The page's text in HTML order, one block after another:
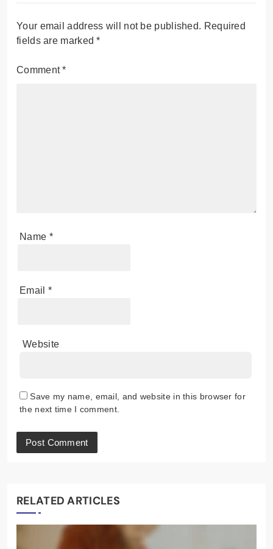
Your email address will not be published. Required
fields are marked*
Comment*
Name *
Email *
Website
Save my name, email, and website in this browser for
the next time I comment.
RELATED ARTICLES